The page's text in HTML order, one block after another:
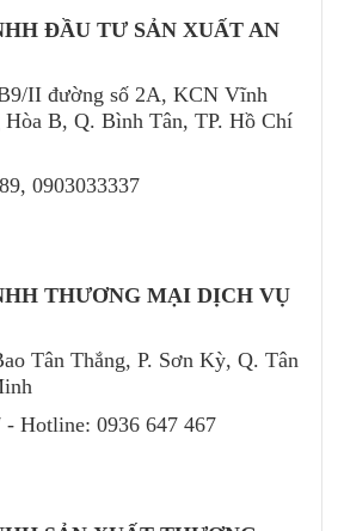
ĐẦU TƯ SẢN XUẤT AN
II đường số 2A, KCN Vĩnh
B, Q. Bình Tân, TP. Hồ Chí
0903033337
THƯƠNG MẠI DỊCH VỤ
Tân Thắng, P. Sơn Kỳ, Q. Tân
- Hotline: 0936 647 467